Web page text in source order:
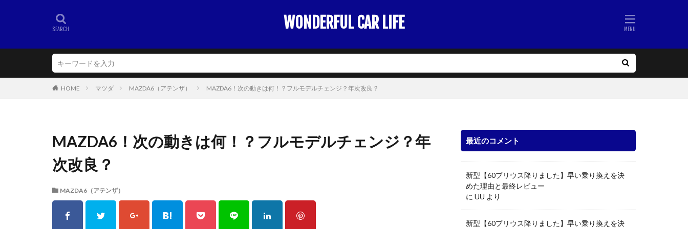
WONDERFUL CAR LIFE
HOME マツダ MAZDA6（アテンザ） MAZDA6！次の動きは何！？フルモデルチェンジ？年次改良？
MAZDA6！次の動きは何！？フルモデルチェンジ？年
次改良？
MAZDA6（アテンザ）
最近のコメント
新型【60プリウス降りました】早い乗り換えを決
めた理由と最終レビュー
に UU より
新型【60プリウス降りました】早い乗り換えを決